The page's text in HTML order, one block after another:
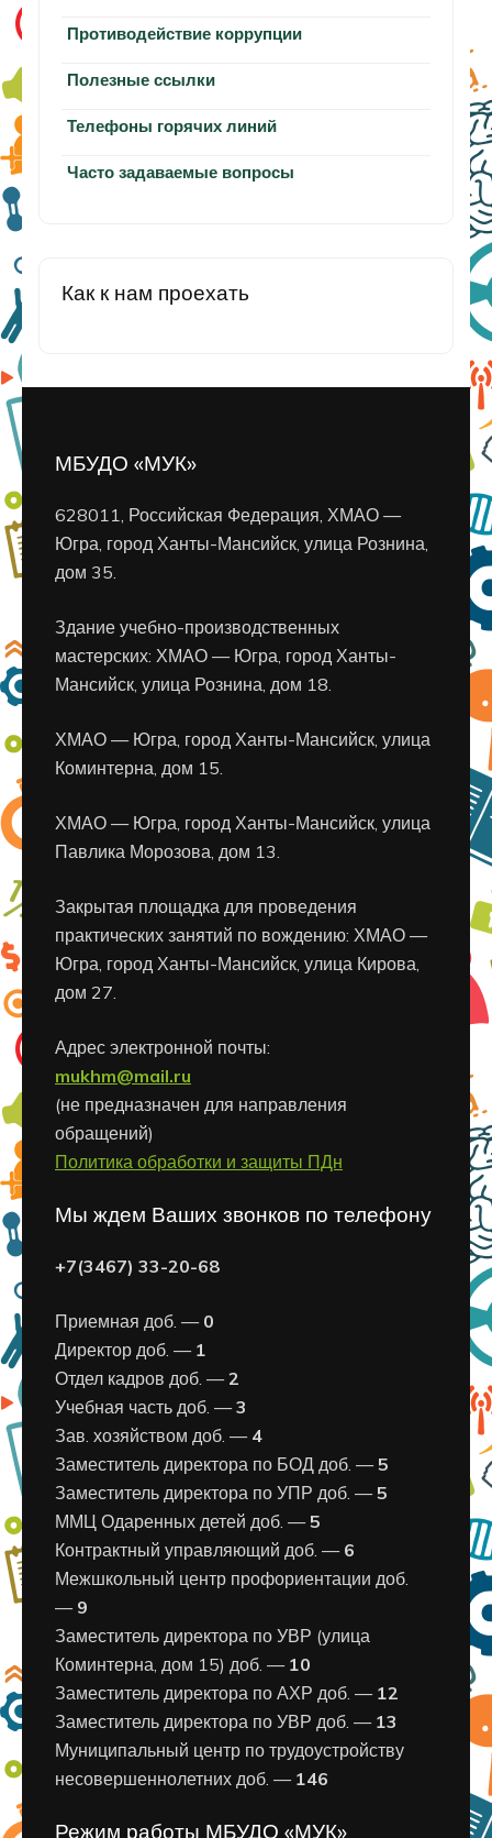
Противодействие коррупции
Полезные ссылки
Телефоны горячих линий
Часто задаваемые вопросы
Как к нам проехать
МБУДО «МУК»
628011, Российская Федерация, ХМАО —
Югра, город Ханты-Мансийск, улица Рознина,
дом 35.
Здание учебно-производственных
мастерских: ХМАО — Югра, город Ханты-
Мансийск, улица Рознина, дом 18.
ХМАО — Югра, город Ханты-Мансийск, улица
Коминтерна, дом 15.
ХМАО — Югра, город Ханты-Мансийск, улица
Павлика Морозова, дом 13.
Закрытая площадка для проведения
практических занятий по вождению: ХМАО —
Югра, город Ханты-Мансийск, улица Кирова,
дом 27.
Адрес электронной почты:
mukhm@mail.ru
(не предназначен для направления
обращений)
Политика обработки и защиты ПДн
Мы ждем Ваших звонков по телефону
+7(3467) 33-20-68
Приемная доб. — 0
Директор доб. — 1
Отдел кадров доб. —2
Учебная часть доб. —3
Зав. хозяйством доб. — 4
Заместитель директора по БОД доб. —5
Заместитель директора по УПР доб. —5
ММЦ Одаренных детей доб. —5
Контрактный управляющий доб. — 6
Межшкольный центр профориентации доб.
— 9
Заместитель директора по УВР (улица
Коминтерна, дом 15) доб. — 10
Заместитель директора по АХР доб. — 12
Заместитель директора по УВР доб. — 13
Муниципальный центр по трудоустройству
несовершеннолетних доб. — 146
Режим работы МБУДО «МУК»